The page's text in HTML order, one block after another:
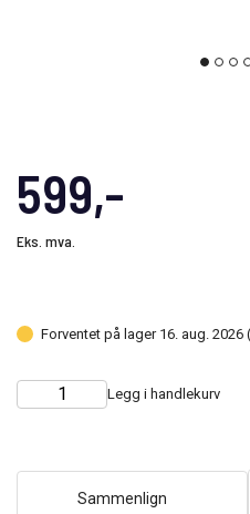
599,-
Eks. mva.
Forventet på lager 16. aug. 2026
Choose
Quantity Legg i handlekurv
Sammenlign